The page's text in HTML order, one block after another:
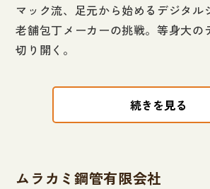
マック流、足元から始めるデジタル
老舗包丁メーカーの挑戦。等身大の
切り開く。
続きを見る
ムラカミ鋼管有限会社